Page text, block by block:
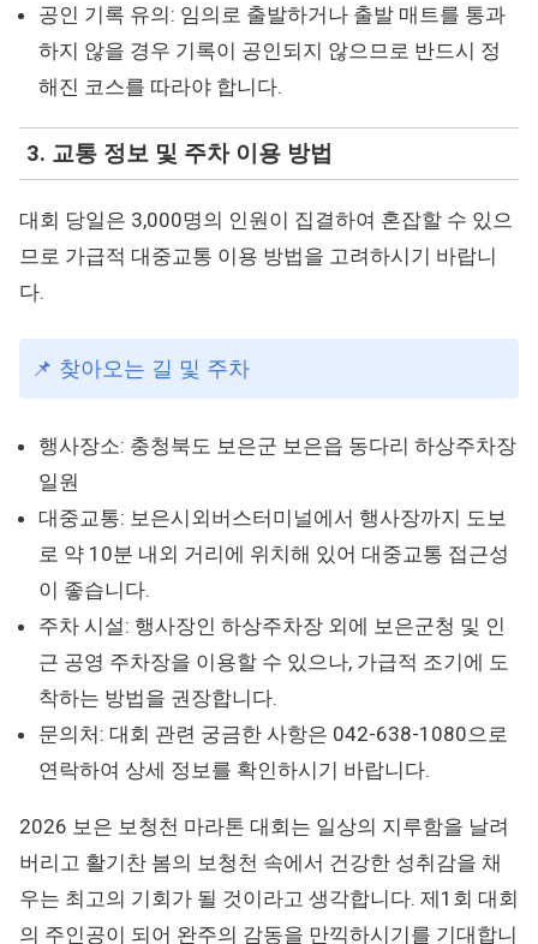
공인 기록 유의: 임의로 출발하거나 출발 매트를 통과
하지 않을 경우 기록이 공인되지 않으므로 반드시 정
해진 코스를 따라야 합니다.
3. 교통 정보 및 주차 이용 방법
대회 당일은 3,000명의 인원이 집결하여 혼잡할 수 있으
므로 가급적 대중교통 이용 방법을 고려하시기 바랍니
다.
📌 찾아오는 길 및 주차
행사장소: 충청북도 보은군 보은읍 동다리 하상주차장
일원
대중교통: 보은시외버스터미널에서 행사장까지 도보
로 약 10분 내외 거리에 위치해 있어 대중교통 접근성
이 좋습니다.
주차 시설: 행사장인 하상주차장 외에 보은군청 및 인
근 공영 주차장을 이용할 수 있으나, 가급적 조기에 도
착하는 방법을 권장합니다.
문의처: 대회 관련 궁금한 사항은 042-638-1080으로
연락하여 상세 정보를 확인하시기 바랍니다.
2026 보은 보청천 마라톤 대회는 일상의 지루함을 날려
버리고 활기찬 봄의 보청천 속에서 건강한 성취감을 채
우는 최고의 기회가 될 것이라고 생각합니다. 제1회 대회
의 주인공이 되어 완주의 감동을 만끽하시기를 기대합니